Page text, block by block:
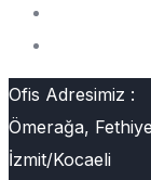
Ofis Adresimiz :
Ömerağa,
İzmit/Kocaeli